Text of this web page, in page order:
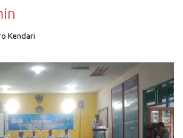
Kendari